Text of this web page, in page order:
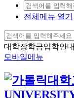
전체메뉴 열기
대학장학금입학안내
모바일메뉴